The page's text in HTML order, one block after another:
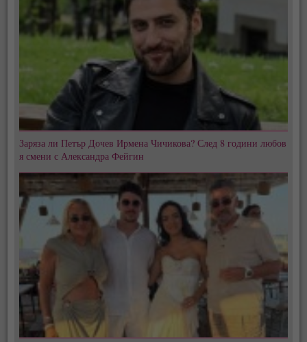
Заряза ли Петър Дочев Ирмена Чичикова? След 8 години любов
я смени с Александра Фейгин